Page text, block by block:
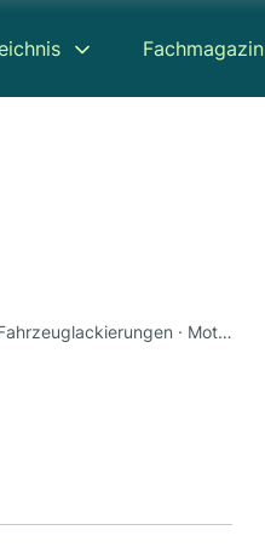
Fachmagazin
Motorradhandel · Ersatzteile · Motorradzubehör · Bekleidungsgeschäft · Motorradservice · Fahrzeuglackierungen · Motorradwerkstatt · Werkstatt